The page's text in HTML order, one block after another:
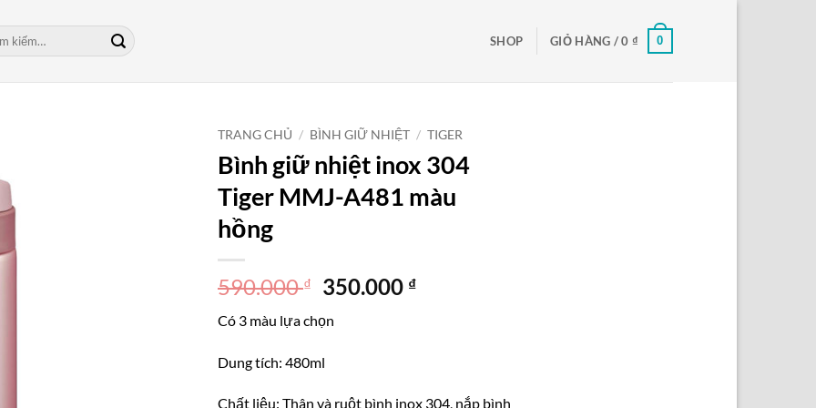
SHOP GIỎ HÀNG /0 ₫ 0
TRANG CHỦ / BÌNH GIỮ NHIỆT / TIGER
Bình giữ nhiệt inox 304
Tiger MMJ-A481 màu
hồng
590.000₫
Giá
là:
350.000 ₫Giá
Có 3 màu lựa chọn
Dung tích: 480ml
Chất liệu: Thân và ruột bình inox 304, nắp bình